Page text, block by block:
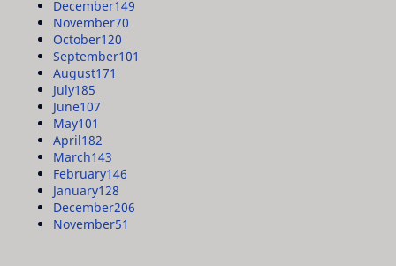
December149
November70
October120
September101
August171
July185
June107
May101
April182
March143
February146
January128
December206
November51